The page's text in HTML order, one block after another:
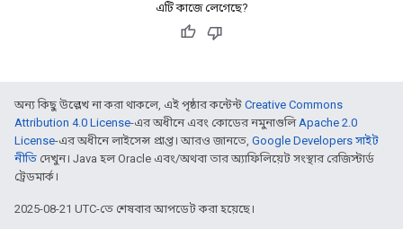
এটি কাজে লেগেছে?
অন্য কিছু উল্লেখ না করা থাকলে, এই পৃষ্ঠার কন্টেন্ট Creative Commons
Attribution 4.0 License-এর অধীনে এবং কোডের নমুনাগুলিApache 2.0
License-এর অধীনে লাইসেন্স প্রাপ্ত। আরও জানতে, Google Developers সাইট
নীতি দেখুন। Java হল Oracle এবং/অথবা তার অ্যাফিলিয়েট সংস্থার রেজিস্টার্ড
ট্রেডমার্ক।
2025-08-21 UTC-তে শেষবার আপডেট করা হয়েছে।